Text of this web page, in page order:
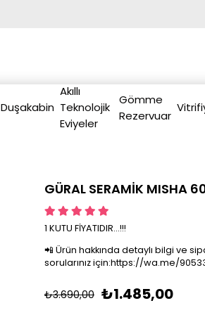
Duşakabin
Akıllı
Teknolojik
Eviyeler
Gömme
Rezervuar
GÜRAL SERAMİK MISHA
1 KUTU FİYATIDIR...!!!
📲 Ürün hakkında detaylı bilgi ve
sorularınız için:https://wa.me/
₺3.690,00 ₺1.485,00